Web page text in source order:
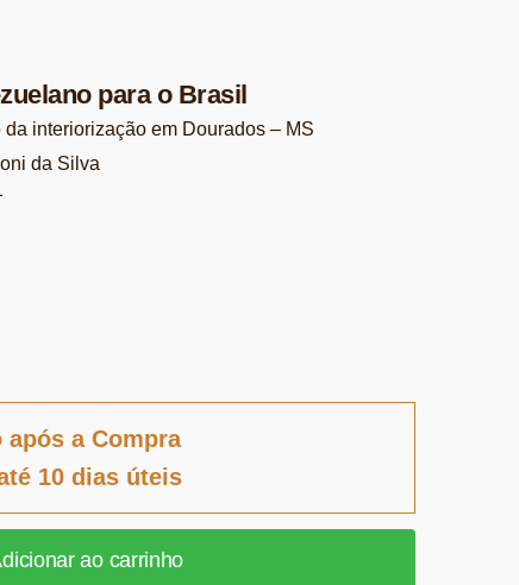
para o Brasil
interiorização em Dourados – MS
da Silva
após a Compra
10 dias úteis
ao carrinho